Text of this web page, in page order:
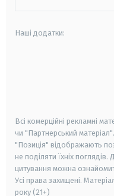
Наші додатки:
Всі комерційні рекламні
чи "Партнерський
"Позиція" відображають
не поділяти їхніх
цитування можна
Усі права захищені.
року (21+)